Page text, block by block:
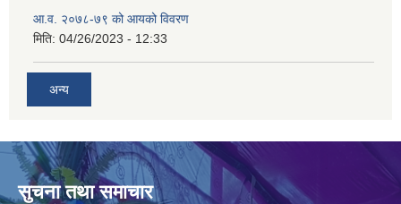
आ.व. २०७८-७९ को आयको विवरण
मिति: 04/26/2023 - 12:33
अन्य
सुचना तथा समाचार